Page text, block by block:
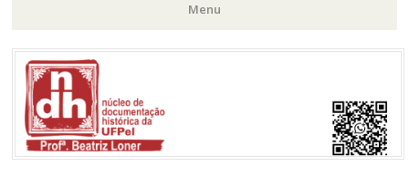
Menu
Pular
para
conteúdo